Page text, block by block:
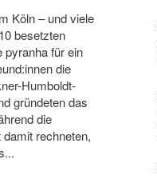
Köln – und viele
besetzten
pyranha für ein
die
Humboldt-
gründeten das
die
rechneten,